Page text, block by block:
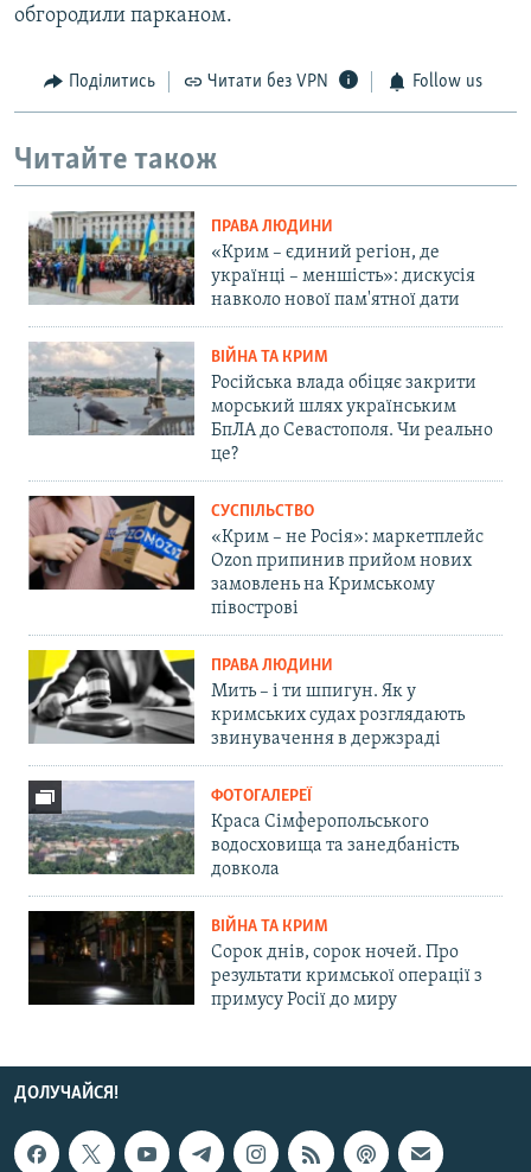
обгородили парканом.
Поділитись Читати без VPN Follow us
Читайте також
ПРАВА ЛЮДИНИ
«Крим – єдиний регіон, де
українці – меншість»: дискусія
навколо нової пам'ятної дати
ВІЙНА ТА КРИМ
Російська влада обіцяє закрити
морський шлях українським
БпЛА до Севастополя. Чи реально
це?
СУСПІЛЬСТВО
«Крим – не Росія»: маркетплейс
Ozon припинив прийом нових
замовлень на Кримському
півострові
ПРАВА ЛЮДИНИ
Мить – і ти шпигун. Як у
кримських судах розглядають
звинувачення в держзраді
ФОТОГАЛЕРЕЇ
Краса Сімферопольського
водосховища та занедбаність
довкола
ВІЙНА ТА КРИМ
Сорок днів, сорок ночей. Про
результати кримської операції з
примусу Росії до миру
ДОЛУЧАЙСЯ!